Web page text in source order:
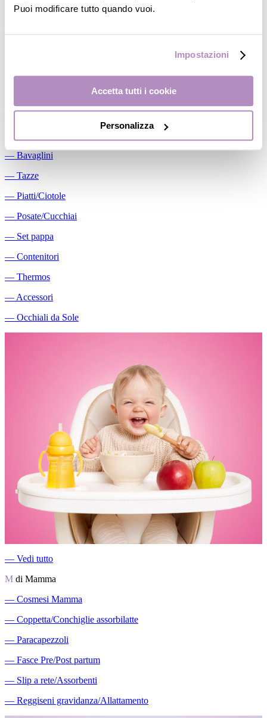
Puoi modificare tutto quando vuoi.
Impostazioni
Accetta tutti i cookie
Personalizza
―Succhietti
Conservalatte Materno
―Massaggiagengive
― Bavaglini
― Tazze
― Piatti/Ciotole
― Posate/Cucchiai
― Set pappa
― Contenitori
― Thermos
― Accessori
― Occhiali da Sole
― Vedi tutto
M di Mamma
― Cosmesi Mamma
― Coppetta/Conchiglie assorbilatte
― Paracapezzoli
― Fasce Pre/Post partum
― Slip a rete/Assorbenti
― Reggiseni gravidanza/Allattamento